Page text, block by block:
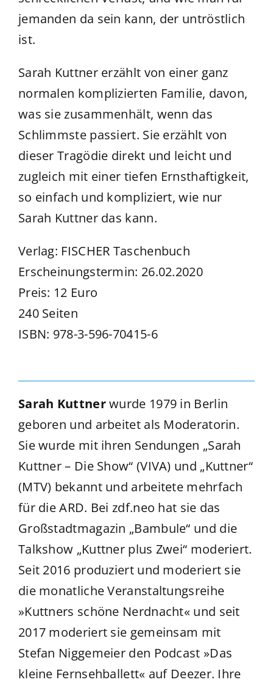
jemanden da sein kann, der untröstlich
ist.
Sarah Kuttner erzählt von einer ganz
normalen komplizierten Familie, davon,
was sie zusammenhält, wenn das
Schlimmste passiert. Sie erzählt von
dieser Tragödie direkt und leicht und
zugleich mit einer tiefen Ernsthaftigkeit,
so einfach und kompliziert, wie nur
Sarah Kuttner das kann.
Verlag: FISCHER Taschenbuch
Erscheinungstermin: 26.02.2020
Preis: 12 Euro
240 Seiten
ISBN: 978-3-596-70415-6
Sarah Kuttnerwurde 1979 in Berlin
geboren und arbeitet als Moderatorin.
Sie wurde mit ihren Sendungen „Sarah
Kuttner – Die Show“ (VIVA) und „Kuttner“
(MTV) bekannt und arbeitete mehrfach
für die ARD. Bei zdf.neo hat sie das
Großstadtmagazin „Bambule“ und die
Talkshow „Kuttner plus Zwei“ moderiert.
Seit 2016 produziert und moderiert sie
die monatliche Veranstaltungsreihe
»Kuttners schöne Nerdnacht« und seit
2017 moderiert sie gemeinsam mit
Stefan Niggemeier den Podcast »Das
kleine Fernsehballett« auf Deezer. Ihre